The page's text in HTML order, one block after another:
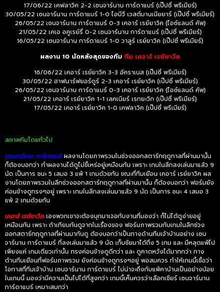
17/06/22 เคฟลาวิค 2-2 เซนจาร์นาน การ์ดาแบร์ (เป๊ปซี่ พรีเมียร์)
30/05/22 เซนจาร์นาน การ์ดาแบร์ 1-0 ไอบีวี เวสต์มานเนียยาร์ (เป๊ปซี่ พรีเมียร์)
26/05/22 เซนจาร์นาน การ์ดาแบร์ 0-3 เคอาร์ เรย์ยาวิค (ไอซ์แลนด์ คัพ)
21/05/22 เคเอ อคูเรย์รี่ 0-2 เซนจาร์นาน การ์ดาแบร์ (เป๊ปซี่ พรีเมียร์)
16/05/22 เซนจาร์นาน การ์ดาแบร์ 1-0 วาลูร์ เรย์ยาวิค (เป๊ปซี่ พรีเมียร์)
ผลงาน 10 นัดหลังสุดของทีม ทีม เคอาร์ เรย์ยาวิค
16/06/22 เคอาร์ เรย์ยาวิค 3-3 อัคราเนส (เป๊ปซี่ พรีเมียร์)
30/05/22 ฮาฟนาร์ฟยอร์ดูร์ 2-3 เคอาร์ เรย์ยาวิค (เป๊ปซี่ พรีเมียร์)
26/05/22 เซนจาร์นาน การ์ดาแบร์ 0-3 เคอาร์ เรย์ยาวิค (ไอซ์แลนด์ คัพ)
21/05/22 เคอาร์ เรย์ยาวิค 1-1 เลคเนียร์ เรกยะวิก (เป๊ปซี่ พรีเมียร์)
17/05/22 เคอาร์ เรย์ยาวิค 1-0 เคฟลาวิค (เป๊ปซี่ พรีเมียร์)
สภาพทีมโดยทั่วไป
เซนจาร์นาน การ์ดาแบร์ผลงานโดยภาพรวมในช่วงออกสตาร์ทฤดูกาลที่ผ่านมานั้น
ก็ต้องบอกว่า ทำผลงานได้ดูไม่ขี้เหร่อยู่เหมือนกัน เพราะ เกมในลีกลงเล่นมาแล้ว 9
นัด เป็นการ ชนะ 5 เสมอ 3 แพ้ 1 เกมด้วยกัน ขณะที่ทีมเยือน เคอาร์ เรย์ยาวิค ผล
งานโดยภาพรวมในลีกช่วงออกสตาร์ทฤดูกาลที่ผ่านมานั้น ก็ต้องบอกว่า ฟอร์มยัง
ค่อนข้างดูทรงๆอยู่ เพราะ เกมในลีกลงเล่นมาแล้ว 9 นัด เป็นการ ชนะ 4 เสมอ 3
แพ้ 2 เกมด้วยกัน
เคอาร์ เรย์ยาวิค เองพวกเขาจะต้องบุกมาเจอกับงานที่มองว่า ก็ไม่ได้ดูง่ายอยู่
เหมือนกัน เพราะ ถ้าเทียบกันดูจากในเรื่องของ ฟอร์มภาพรวมกับเกมในลีกช่วง
ออกสตาร์ทฤดูกาลที่ผ่านมากันดู ต้องบอกว่าเป็นทางด้านทีมเจ้าบ้านอย่าง เซน
จาร์นาน การ์ดาแบร์ ที่ลงเล่นมาแล้ว 9 นัด เก็บชัยมาได้ถึง 5 เกม และ มีหลุดแพ้ไป
เพียงแค่ เกมเดียวเท่านั้น ทรงค่อนข้างดูดีกว่า และ ดูคาดหวังได้มากกว่า ทาง
ด้านทีมเยือนที่ฟอร์มภาพรวม ยังค่อนข้างดูทรงๆอยู่ พอสมควร ทำให้เกมนี้เชื่อว่า
โอกาสที่ทีมเจ้าบ้าน เซนจาร์นาน การ์ดาแบร์ ไม่น่าจะถึงกับแพ้คาบ้านเป็นอย่างน้อย
ในเกมนี้ มองว่ามีความเป็นไปได้ที่สูงกว่า เกมนี้เห็นควรว่าเลือกเชียร์ เซนจาร์นาน
การ์ดาแบร์ เหมาะสมกว่า